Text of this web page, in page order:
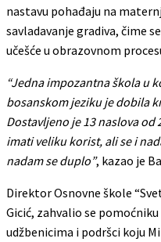
nastavu pohađaju na
savladavanje gradiva, čime
učešće u obrazovnom
“Jedna impozantna škola u
bosanskom jeziku je dobila
Dostavljeno je 13 naslova od
imati veliku korist, ali se i
nadam se duplo”, kazao je
Direktor Osnovne škole
Gicić, zahvalio se
udžbenicima i podršci koju